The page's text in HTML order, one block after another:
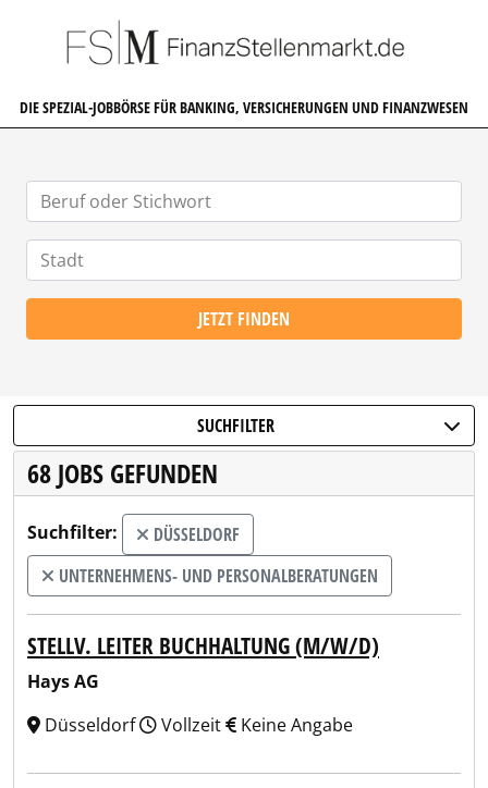
DIE SPEZIAL-JOBBÖRSE FÜR BANKING, VERSICHERUNGEN UND FINANZWESEN
JETZT FINDEN
SUCHFILTER
68 JOBS GEFUNDEN
Suchfilter:
DÜSSELDORF
UNTERNEHMENS- UND PERSONALBERATUNGEN
STELLV. LEITER BUCHHALTUNG (M/W/D)
Hays AG
Düsseldorf
Vollzeit Keine Angabe